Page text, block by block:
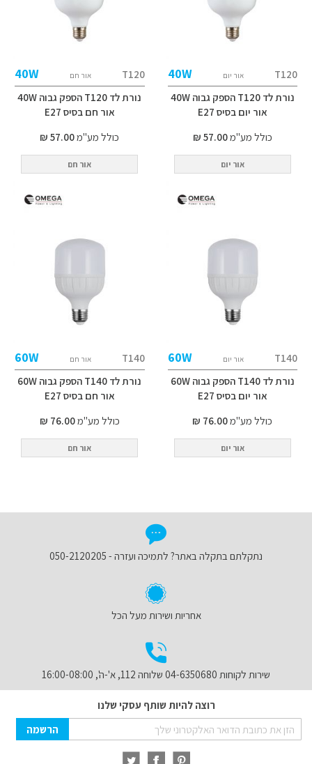
T120 אור יום 40W
נורת לד T120 הספק גבוה 40W
אור יום בסיס E27
כולל מע"מ57.00 ₪
אור יום
T120 אור חם 40W
נורת לד T120 הספק גבוה 40W
אור חם בסיס E27
כולל מע"מ57.00 ₪
אור חם
T140 אור יום 60W
נורת לד T140 הספק גבוה 60W
אור יום בסיס E27
כולל מע"מ76.00 ₪
אור יום
T140 אור חם 60W
נורת לד T140 הספק גבוה 60W
אור חם בסיס E27
כולל מע"מ76.00 ₪
אור חם
נתקלתם בתקלה באתר? לתמיכה ועזרה - 050-2120205
אחריות ושירות מעל הכל
שירות לקוחות 04-6350680 שלוחה 112, א'-ה', 16:00-08:00
רוצה להיות שותף עסקי שלנו
Sign
Up
הרשמה